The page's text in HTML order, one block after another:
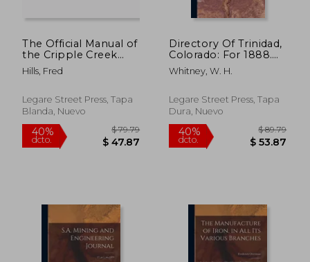
40%
dcto.
The Official Manual of
the Cripple Creek
District, Colorado,
U.S.A (en Inglés)
Hills, Fred
Legare Street Press, Tapa
Blanda, Nuevo
Directory Of Trinidad,
Colorado: For 1888.
Together With A
Resume Of Its
Mining,
Manufacturing, And
Profusely Illus (en
Inglés)
Whitney, W. H.
Legare Street Press, Tapa
Dura, Nuevo